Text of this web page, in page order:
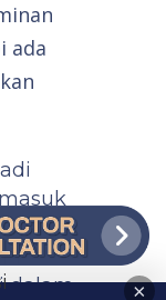
ada
dalam
×